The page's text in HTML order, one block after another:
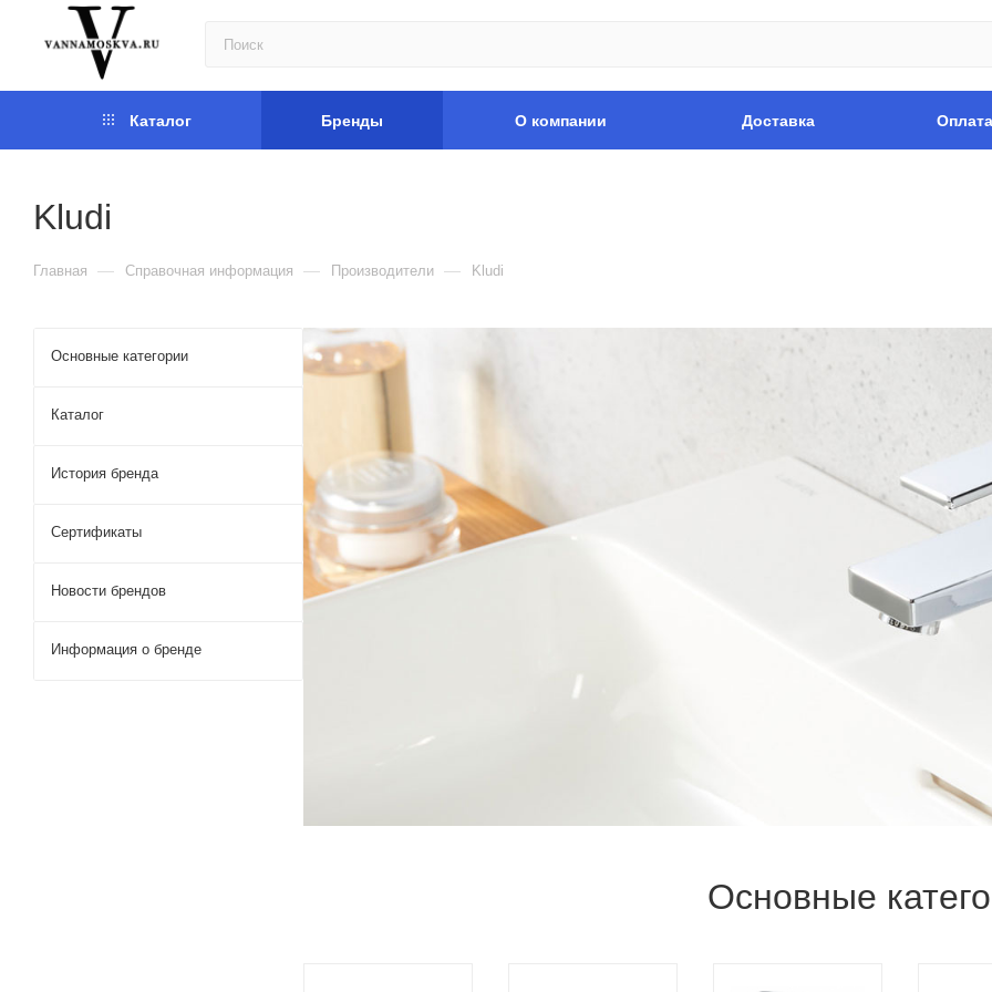
Каталог Бренды О компании Доставка Оплата
Kludi
Главная — Справочная информация — Производители — Kludi
Основные
Основные категории
Каталог
История бренда
Сертификаты
Новости брендов
Информация о бренде